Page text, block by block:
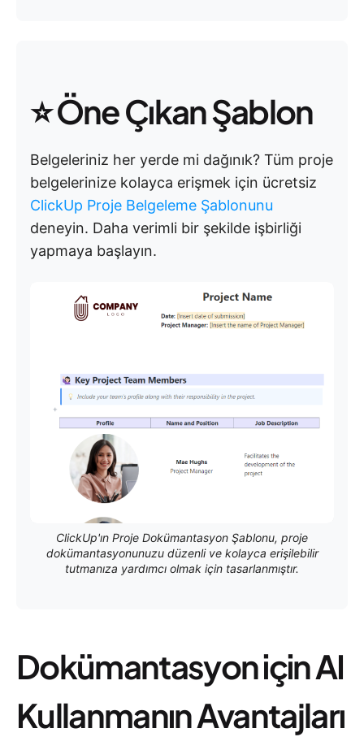
⭐ Öne Çıkan Şablon
Belgeleriniz her yerde mi dağınık? Tüm proje
belgelerinize kolayca erişmek için ücretsiz
ClickUp Proje Belgeleme Şablonunu
deneyin. Daha verimli bir şekilde işbirliği
yapmaya başlayın.
ClickUp'ın Proje Dokümantasyon Şablonu, proje
dokümantasyonunuzu düzenli ve kolayca erişilebilir
tutmanıza yardımcı olmak için tasarlanmıştır.
Dokümantasyon için AI
Kullanmanın Avantajları